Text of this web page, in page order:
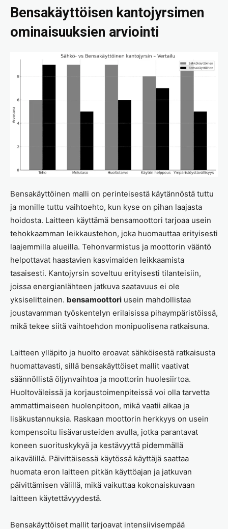
Bensakäyttöisen kantojyrsimen
ominaisuuksien arviointi
Bensakäyttöinen malli on perinteisestä käytännöstä tuttu
ja monille tuttu vaihtoehto, kun kyse on pihan laajasta
hoidosta. Laitteen käyttämä bensamoottori tarjoaa usein
tehokkaamman leikkaustehon, joka huomauttaa erityisesti
laajemmilla alueilla. Tehonvarmistus ja moottorin vääntö
helpottavat haastavien kasvimaiden leikkaamista
tasaisesti. Kantojyrsin soveltuu erityisesti tilanteisiin,
joissa energianlähteen jatkuva saatavuus ei ole
yksiselitteinen. bensamoottori usein mahdollistaa
joustavamman työskentelyn erilaisissa pihaympäristöissä,
mikä tekee siitä vaihtoehdon monipuolisena ratkaisuna.
Laitteen ylläpito ja huolto eroavat sähköisestä ratkaisusta
huomattavasti, sillä bensakäyttöiset mallit vaativat
säännöllistä öljynvaihtoa ja moottorin huolesiirtoa.
Huoltoväleissä ja korjaustoimenpiteissä voi olla tarvetta
ammattimaiseen huolenpitoon, mikä vaatii aikaa ja
lisäkustannuksia. Raskaan moottorin herkkyys on usein
kompensoitu lisävarusteiden avulla, jotka parantavat
koneen suorituskykyä ja kestävyyttä pidemmällä
aikavälillä. Päivittäisessä käytössä käyttäjä saattaa
huomata eron laitteen pitkän käyttöajan ja jatkuvan
päivittämisen välillä, mikä vaikuttaa kokonaiskuvaan
laitteen käytettävyydestä.
Bensakäyttöiset mallit tarjoavat intensiivisempää